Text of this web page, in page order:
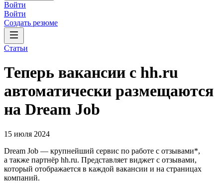
Войти
Войти
Создать резюме
Статьи
Теперь вакансии с hh.ru
автоматически размещаются
на Dream Job
15 июля 2024
Dream Job — крупнейший сервис по работе с отзывами*,
а также партнёр hh.ru. Представляет виджет с отзывами,
который отображается в каждой вакансии и на страницах
компаний.